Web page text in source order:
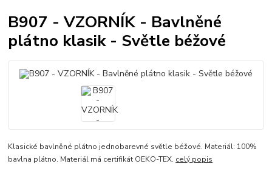
B907 - VZORNÍK - Bavlněné
plátno klasik - Světle béžové
Klasické bavlněné plátno jednobarevné světle béžové. Materiál: 100%
bavlna plátno. Materiál má certifikát OEKO-TEX. celý popis